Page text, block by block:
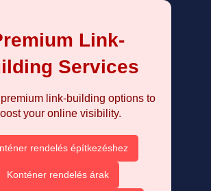
Link-
Services
link-building options to
your online visibility.
rendelés építkezéshez
Konténer rendelés árak